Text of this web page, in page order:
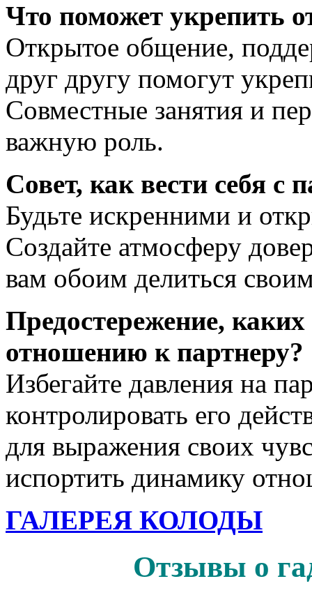
Что поможет укрепить
Открытое общение,
друг другу помогут
Совместные занятия и
важную роль.
Совет, как вести себя с
Будьте искренними и
Создайте атмосферу
вам обоим делиться
Предостережение,
отношению к партнеру?
Избегайте давления на
контролировать его
для выражения своих
испортить динамику
ГАЛЕРЕЯ КОЛОДЫ
Отзывы о